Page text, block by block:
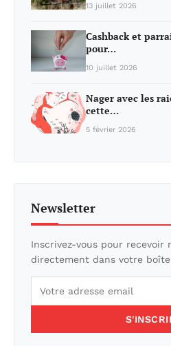
13 juillet 2026
Cashback et
pour…
10 juillet 2026
Nager avec les
cette…
5 février 2026
Newsletter
Inscrivez-vous pour recevoir
directement dans votre